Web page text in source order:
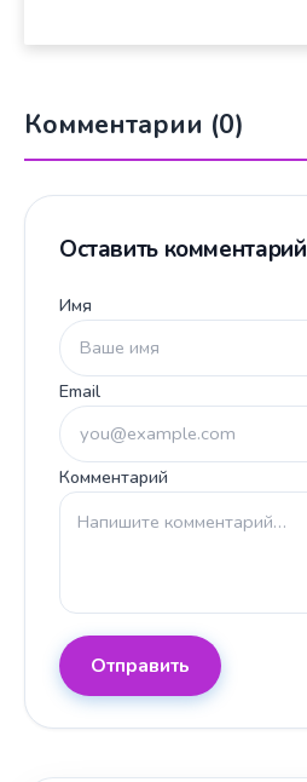
Комментарии (0)
Оставить комментарий
Имя
Email
Комментарий
Отправить